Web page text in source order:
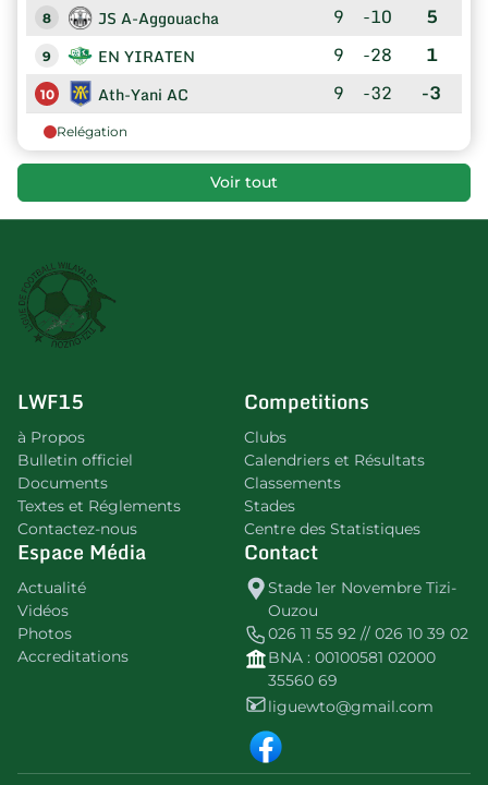
8 JS A-Aggouacha 9 -10 5
9 EN YIRATEN 9 -28 1
10 Ath-Yani AC 9 -32 -3
Relégation
Voir tout
LWF15
à Propos
Bulletin officiel
Documents
Textes et Réglements
Contactez-nous
Competitions
Clubs
Calendriers et Résultats
Classements
Stades
Centre des Statistiques
Espace Média
Actualité
Vidéos
Photos
Accreditations
Contact
Stade 1er Novembre Tizi-
Ouzou
026 11 55 92 // 026 10 39 02
BNA : 00100581 02000
35560 69
liguewto@gmail.com